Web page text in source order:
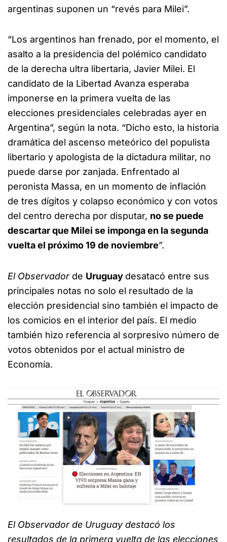
argentinas suponen un “revés para Milei”.
“Los argentinos han frenado, por el momento, el
asalto a la presidencia del polémico candidato
de la derecha ultra libertaria, Javier Milei. El
candidato de la Libertad Avanza esperaba
imponerse en la primera vuelta de las
elecciones presidenciales celebradas ayer en
Argentina”, según la nota. “Dicho esto, la historia
dramática del ascenso meteórico del populista
libertario y apologista de la dictadura militar, no
puede darse por zanjada. Enfrentado al
peronista Massa, en un momento de inflación
de tres dígitos y colapso económico y con votos
del centro derecha por disputar, no se puede
descartar que Milei se imponga en la segunda
vuelta el próximo 19 de noviembre”.
El Observadorde Uruguay desatacó entre sus
principales notas no solo el resultado de la
elección presidencial sino también el impacto de
los comicios en el interior del país. El medio
también hizo referencia al sorpresivo número de
votos obtenidos por el actual ministro de
Economía.
El Observador de Uruguay destacó los
resultados de la primera vuelta de las elecciones